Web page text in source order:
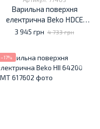
Варильна поверхня
електрична Beko HDCE
32200 X
3 945 грн 4 733 грн
−17%